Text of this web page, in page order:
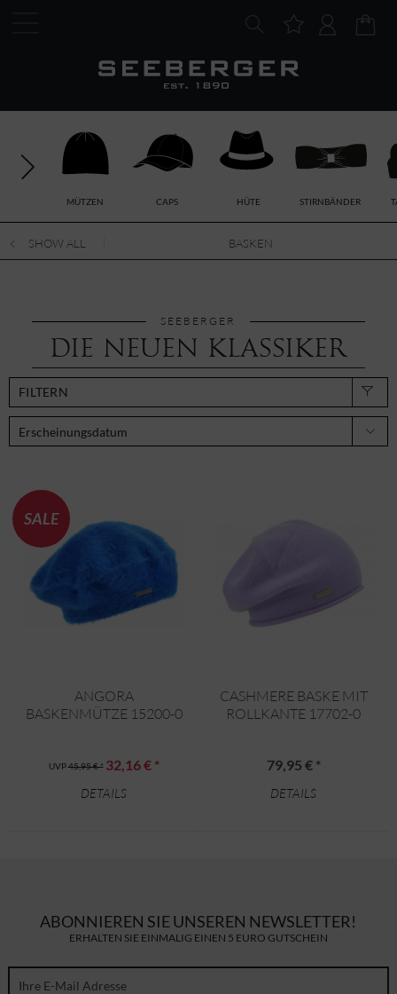
MÜTZEN CAPS HÜTE STIRNBÄNDER
SHOW ALL BASKEN
SEEBERGER
DIE NEUEN KLASSIKER
FILTERN
SALE
ANGORA
BASKENMÜTZE 15200-0
UVP45,95 € * 32,16 € *
DETAILS
CASHMERE BASKE MIT
ROLLKANTE 17702-0
79,95 € *
DETAILS
ABONNIEREN SIE UNSEREN NEWSLETTER!
ERHALTEN SIE EINMALIG EINEN 5 EURO GUTSCHEIN